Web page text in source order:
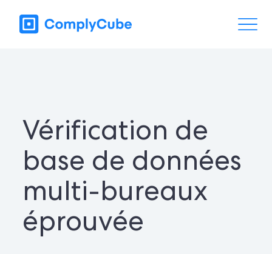
Vérification de
base de données
multi-bureaux
éprouvée